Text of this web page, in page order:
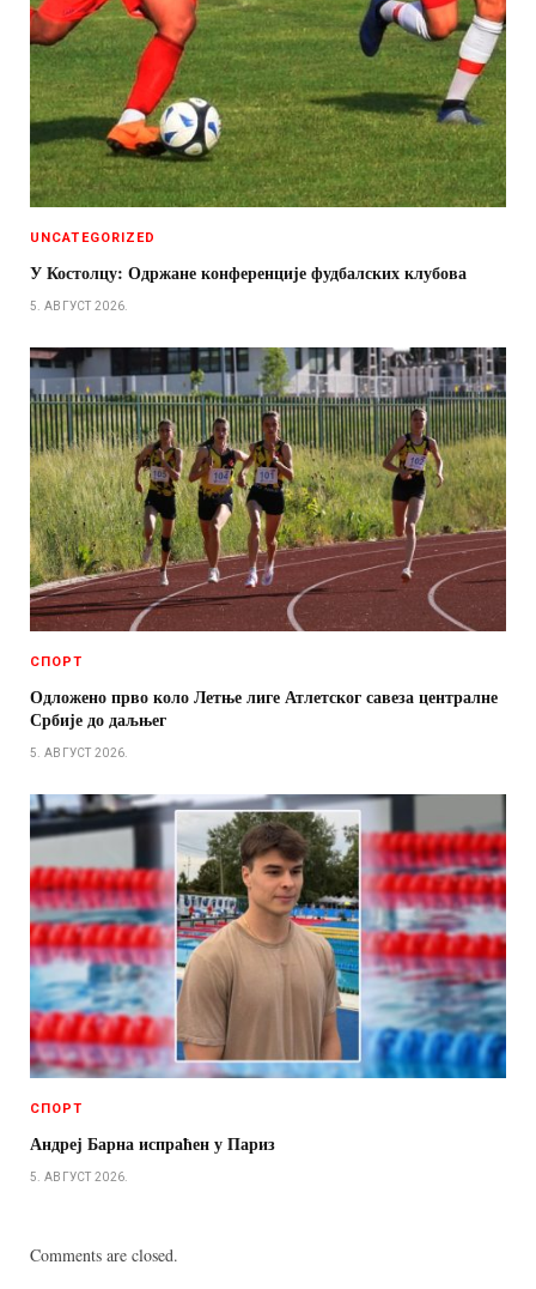
UNCATEGORIZED
У Костолцу: Одржане конференције фудбалских клубова
5. АВГУСТ 2026.
СПОРТ
Одложено прво коло Летње лиге Атлетског савеза централне
Србије до даљњег
5. АВГУСТ 2026.
СПОРТ
Андреј Барна испраћен у Париз
5. АВГУСТ 2026.
Comments are closed.